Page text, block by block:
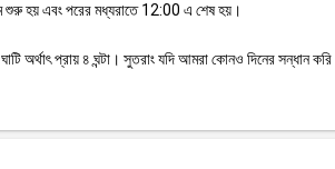
শুরু হয় এবং পরের মধ্যরাতে 12:00 এ শেষ হয়।
অর্থাৎ প্রায় ৪ ঘন্টা। সুতরাং যদি আমরা কোনও দিনের সন্ধান করি